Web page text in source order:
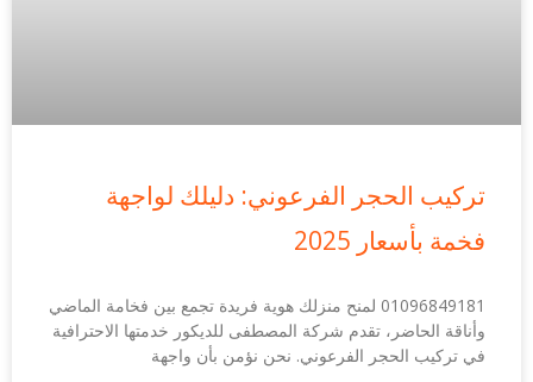
تركيب الحجر الفرعوني: دليلك لواجهة
فخمة بأسعار 2025
01096849181 لمنح منزلك هوية فريدة تجمع بين فخامة الماضي
وأناقة الحاضر، تقدم شركة المصطفى للديكور خدمتها الاحترافية
في تركيب الحجر الفرعوني. نحن نؤمن بأن واجهة